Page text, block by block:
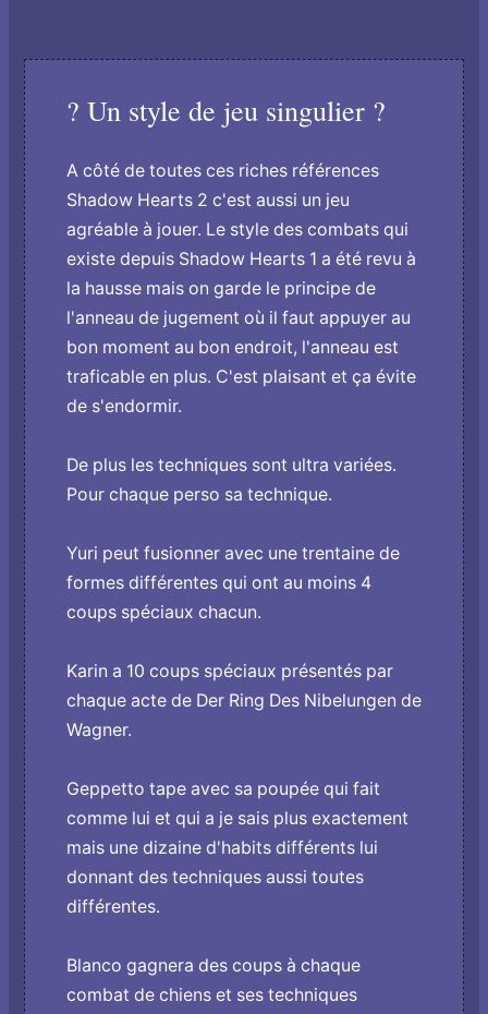
? Un style de jeu singulier ?
A côté de toutes ces riches références
Shadow Hearts 2 c'est aussi un jeu
agréable à jouer. Le style des combats qui
existe depuis Shadow Hearts 1 a été revu à
la hausse mais o­n garde le principe de
l'anneau de jugement où il faut appuyer au
bon moment au bon endroit, l'anneau est
traficable en plus. C'est plaisant et ça évite
de s'endormir.
De plus les techniques sont ultra variées.
Pour chaque perso sa technique.
Yuri peut fusionner avec une trentaine de
formes différentes qui o­nt au moins 4
coups spéciaux chacun.
Karin a 10 coups spéciaux présentés par
chaque acte de Der Ring Des Nibelungen de
Wagner.
Geppetto tape avec sa poupée qui fait
comme lui et qui a je sais plus exactement
mais une dizaine d'habits différents lui
donnant des techniques aussi toutes
différentes.
Blanco gagnera des coups à chaque
combat de chiens et ses techniques